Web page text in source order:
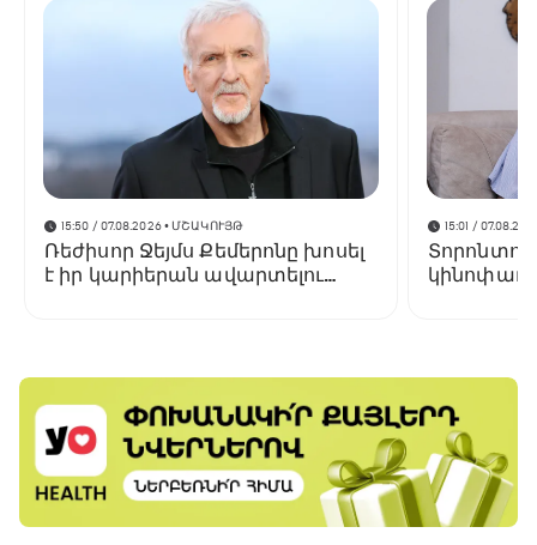
15:50 / 07.08.2026• ՄՇԱԿՈՒՅԹ
Ռեժիսոր Ջեյմս Քեմերոնը խոսել
է իր կարիերան ավարտելու
15:01 /